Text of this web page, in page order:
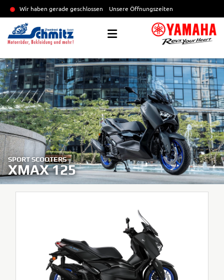
Wir haben gerade geschlossen Unsere Öffnungszeiten
SPORT SCOOTERS
XMAX 125